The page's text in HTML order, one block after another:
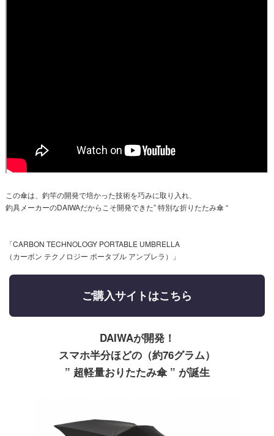
この傘は、釣竿の開発で培かった技術を巧みに取り入れ、
釣具メーカーのDAIWAだからこそ開発できた” 特別な折りたたみ傘 “
「CARBON TECHNOLOGY PORTABLE UMBRELLA
（カーボン テクノロジー ポータブル アンブレラ）」
ご購入サイトはこちら
DAIWAが開発！
スマホ半分ほどの（約76グラム）
” 超軽量おりたたみ傘 ” が誕生